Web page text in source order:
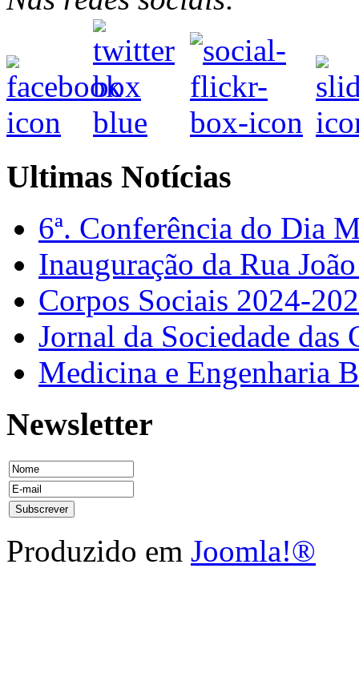
Ultimas Notícias
6ª. Conferência do Dia
Inauguração da Rua
Corpos Sociais 2024-
Jornal da Sociedade
Medicina e Engenharia
Newsletter
Produzido em Joomla!®